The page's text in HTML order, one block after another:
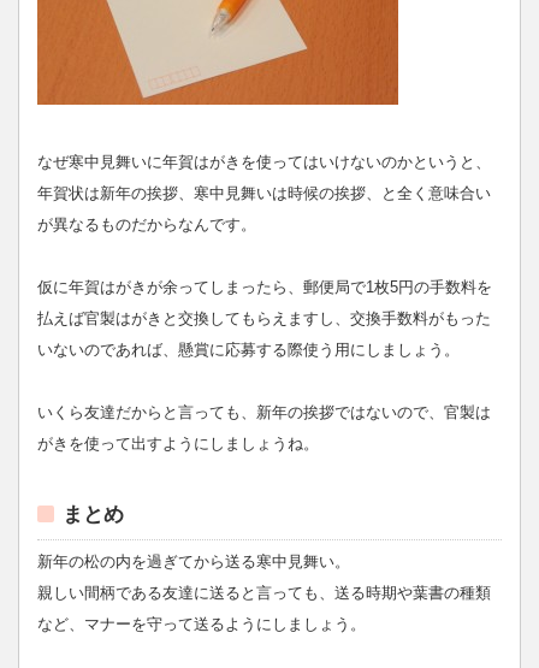
なぜ寒中見舞いに年賀はがきを使ってはいけないのかというと、
年賀状は新年の挨拶、寒中見舞いは時候の挨拶、と全く意味合い
が異なるものだからなんです。
仮に年賀はがきが余ってしまったら、郵便局で1枚5円の手数料を
払えば官製はがきと交換してもらえますし、交換手数料がもった
いないのであれば、懸賞に応募する際使う用にしましょう。
いくら友達だからと言っても、新年の挨拶ではないので、官製は
がきを使って出すようにしましょうね。
まとめ
新年の松の内を過ぎてから送る寒中見舞い。
親しい間柄である友達に送ると言っても、送る時期や葉書の種類
など、マナーを守って送るようにしましょう。